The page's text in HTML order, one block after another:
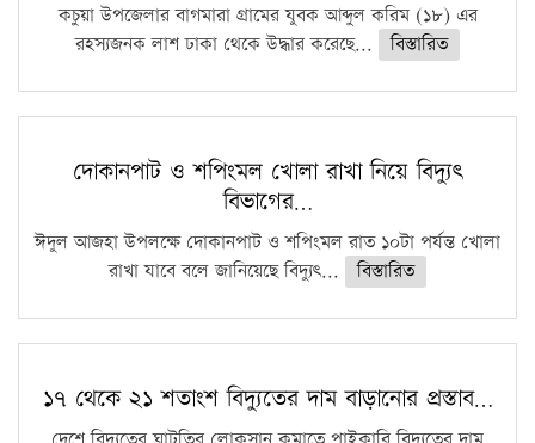
কচুয়া উপজেলার বাগমারা গ্রামের যুবক আব্দুল করিম (১৮) এর
রহস্যজনক লাশ ঢাকা থেকে উদ্ধার করেছে...
বিস্তারিত
দোকানপাট ও শপিংমল খোলা রাখা নিয়ে বিদ্যুৎ
বিভাগের…
ঈদুল আজহা উপলক্ষে দোকানপাট ও শপিংমল রাত ১০টা পর্যন্ত খোলা
রাখা যাবে বলে জানিয়েছে বিদ্যুৎ...
বিস্তারিত
১৭ থেকে ২১ শতাংশ বিদ্যুতের দাম বাড়ানোর প্রস্তাব…